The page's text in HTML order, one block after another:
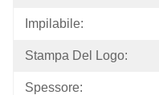
Impilabile:
Stampa Del Logo:
Spessore: